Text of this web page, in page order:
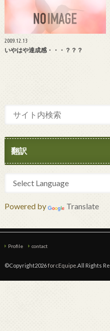
2009.12.13
いやはや達成感・・・？？？
翻訳
Powered by Translate
Profile contact
©Copyright2026forcEquipe .All Rights